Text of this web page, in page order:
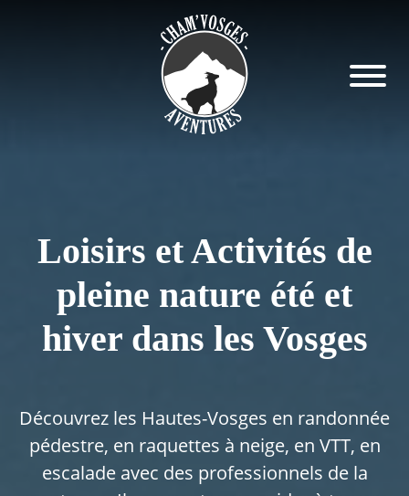
Loisirs et Activités de
pleine nature été et
hiver dans les Vosges
Découvrez les Hautes-Vosges en randonnée
pédestre, en raquettes à neige, en VTT, en
escalade avec des professionnels de la